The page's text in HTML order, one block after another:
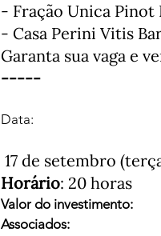
- Fração Unica Pinot
- Casa Perini Vitis
Garanta sua vaga e
-----
Horário: 20 horas
Valor do investimento:
Associados: